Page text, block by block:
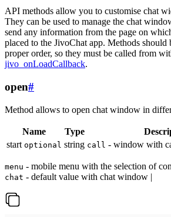
API methods allow you to customise chat
They can be used to manage the chat
send any information from the page on
placed to the JivoChat app. Methods should
proper order, so they must be called from
jivo_onLoadCallback.
open#
Method allows to open chat window in
Name Type
start optional string call - window with
menu - mobile menu with the selection of
chat - default value with chat window |